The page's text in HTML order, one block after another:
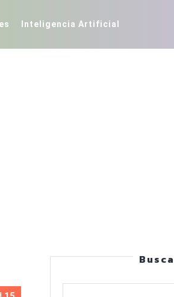
Inteligencia Artificial